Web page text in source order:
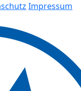
Impressum